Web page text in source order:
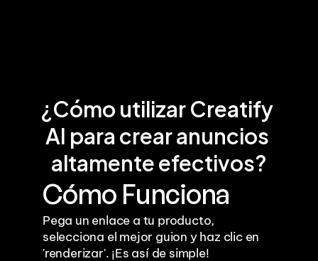
¿Cómo utilizar Creatify
AI para crear anuncios
altamente efectivos?
Cómo Funciona
Pega un enlace a tu producto,
selecciona el mejor guion y haz clic en
'renderizar'. ¡Es así de simple!